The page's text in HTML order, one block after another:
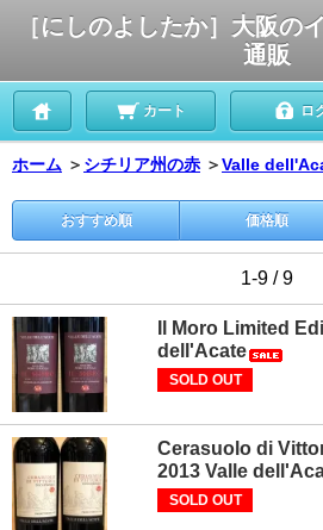
［にしのよしたか］大阪の
通販
カート ロ
ホーム ＞ シチリア州の赤 ＞Valle
おすすめ順 価格順
1-9 / 9
Il Moro Limited
dell'Acate
SOLD OUT
Cerasuolo di
2013 Valle
SOLD OUT